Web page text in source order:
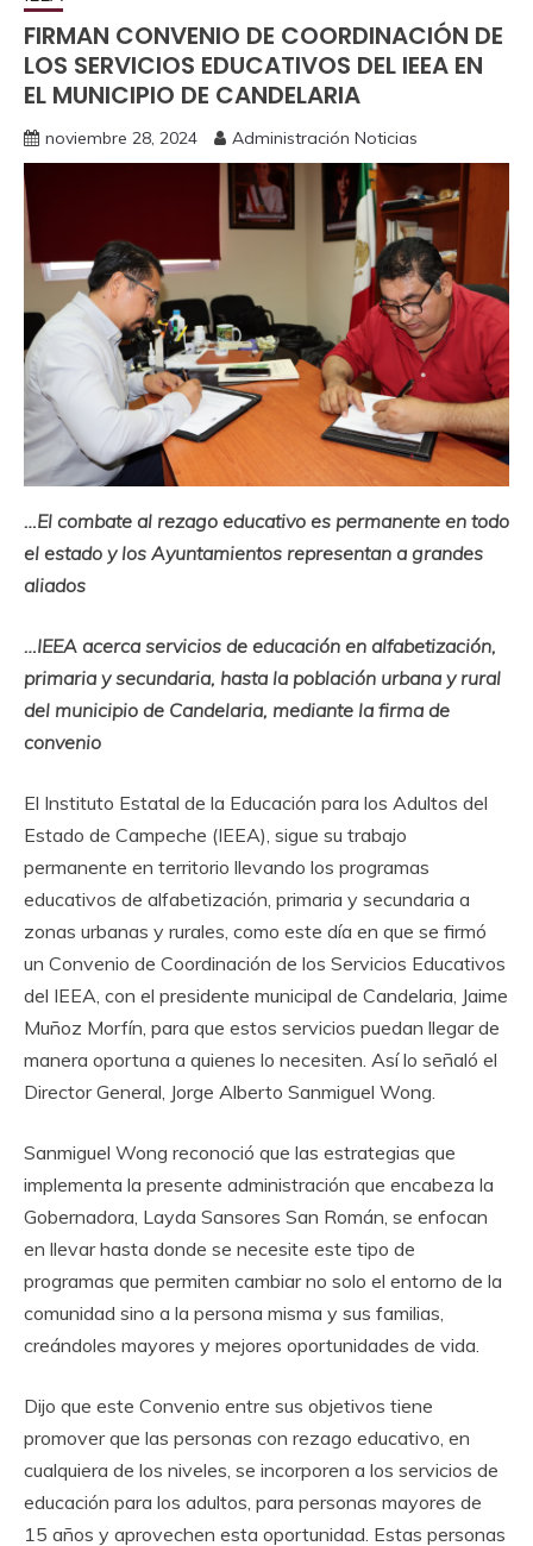
FIRMAN CONVENIO DE COORDINACIÓN DE
LOS SERVICIOS EDUCATIVOS DEL IEEA EN
EL MUNICIPIO DE CANDELARIA
noviembre 28, 2024 Administración Noticias
…El combate al rezago educativo es permanente en todo
el estado y los Ayuntamientos representan a grandes
aliados
…IEEA acerca servicios de educación en alfabetización,
primaria y secundaria, hasta la población urbana y rural
del municipio de Candelaria, mediante la firma de
convenio
El Instituto Estatal de la Educación para los Adultos del
Estado de Campeche (IEEA), sigue su trabajo
permanente en territorio llevando los programas
educativos de alfabetización, primaria y secundaria a
zonas urbanas y rurales, como este día en que se firmó
un Convenio de Coordinación de los Servicios Educativos
del IEEA, con el presidente municipal de Candelaria, Jaime
Muñoz Morfín, para que estos servicios puedan llegar de
manera oportuna a quienes lo necesiten. Así lo señaló el
Director General, Jorge Alberto Sanmiguel Wong.
Sanmiguel Wong reconoció que las estrategias que
implementa la presente administración que encabeza la
Gobernadora, Layda Sansores San Román, se enfocan
en llevar hasta donde se necesite este tipo de
programas que permiten cambiar no solo el entorno de la
comunidad sino a la persona misma y sus familias,
creándoles mayores y mejores oportunidades de vida.
Dijo que este Convenio entre sus objetivos tiene
promover que las personas con rezago educativo, en
cualquiera de los niveles, se incorporen a los servicios de
educación para los adultos, para personas mayores de
15 años y aprovechen esta oportunidad. Estas personas